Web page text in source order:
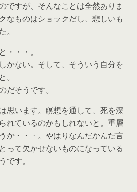
ですが、そんなことは全然ありま
なものはショックだし、悲しいも
。
・・・。
かない。そして、そういう自分を
。
だそうです。
思います。瞑想を通して、死を深
れているのかもしれないと。重層
か・・・。やはりなんだかんだ言
って欠かせないものになっている
です。